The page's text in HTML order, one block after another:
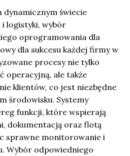
dynamicznym świecie
logistyki, wybór
oprogramowania dla
dla sukcesu każdej firmy w
procesy nie tylko
operacyjną, ale także
klientów, co jest niezbędne
środowisku. Systemy
funkcji, które wspierają
dokumentacją oraz flotą
sprawne monitorowanie i
Wybór odpowiedniego